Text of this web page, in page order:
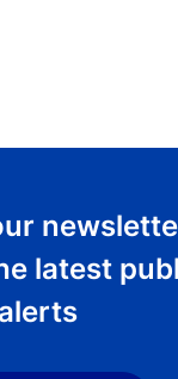
latest
alerts